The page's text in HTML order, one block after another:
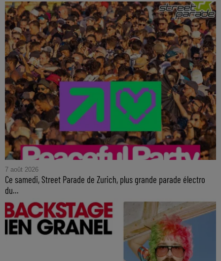
7 août 2026
Ce samedi, Street Parade de Zurich, plus grande parade électro
du...